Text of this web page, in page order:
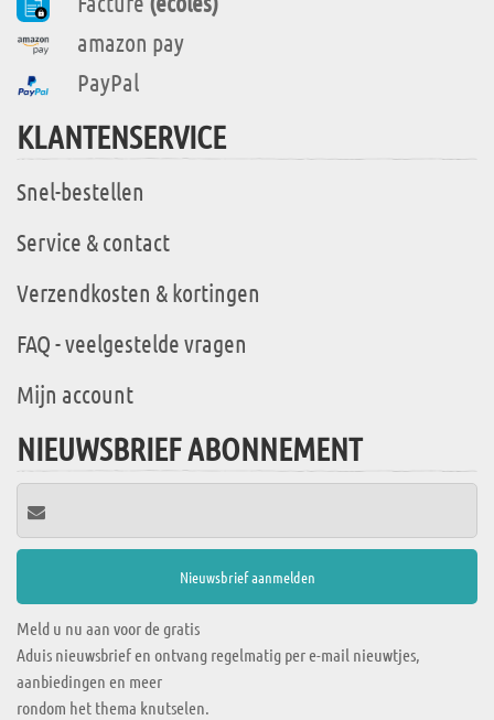
amazon pay
PayPal
KLANTENSERVICE
Snel-bestellen
Service & contact
Verzendkosten & kortingen
FAQ - veelgestelde vragen
Mijn account
NIEUWSBRIEF ABONNEMENT
Meld u nu aan voor de gratis
Aduis nieuwsbrief en ontvang regelmatig per e-mail nieuwtjes,
aanbiedingen en meer
rondom het thema knutselen.